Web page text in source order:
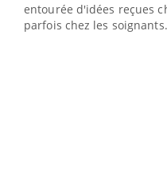
entourée d'idées reçues
parfois chez les soignants.